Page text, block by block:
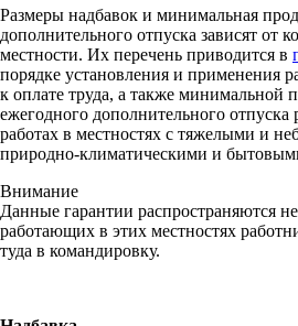
Размеры надбавок и минимальная
дополнительного отпуска зависят от
местности. Их перечень приводится в
порядке установления и применения
к оплате труда, а также минимальной
ежегодного дополнительного отпуска
работах в местностях с тяжелыми и
природно-климатическими и
Внимание
Данные гарантии распространяются
работающих в этих местностях
туда в командировку.